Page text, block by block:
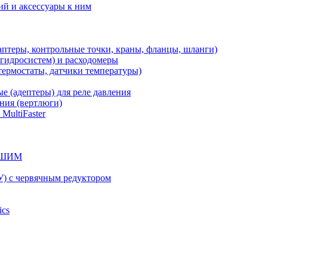
и аксессуары к ним
контрольные точки, краны, фланцы, шланги)
и расходомеры
датчики температуры)
для реле давления
(вертлюги)
ШИМ
с червячным редуктором